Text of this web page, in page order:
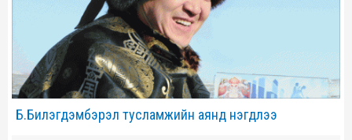
Б.Билэгдэмбэрэл тусламжийн аянд нэгдлээ